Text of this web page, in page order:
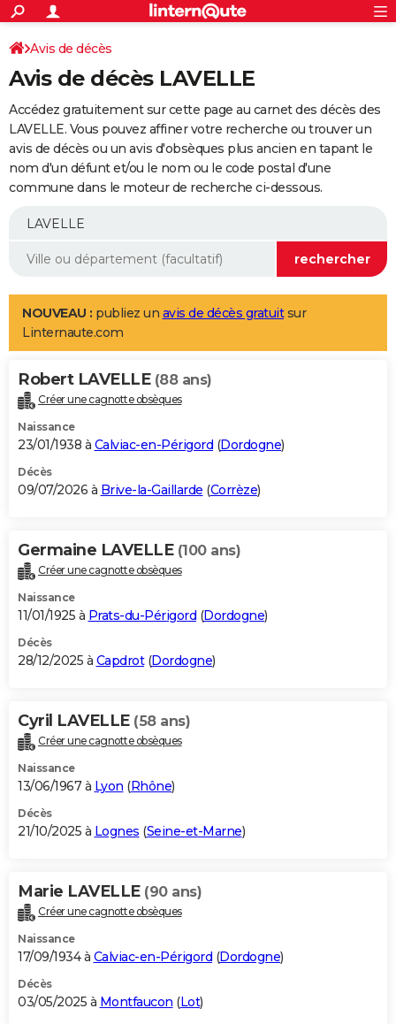
ACTUALITÉS
Politique
Société
Faits Divers
Education
Monde
Villes
+
SPORT
Coupe du monde 2026
Football
Tennis
Cyclisme
Rugby
Forum
Programme TV
TNTStreaming
Cinéma
Sorties cinéma
Musique
+
FINANCE
Retraite
Epargne
Immobilier
Risques naturels par ville
Banque
Assurance
AUTO
Essais
Réserver un essai
Citadines
Berlines
SUV
Forum auto
+
Mobiles
Meilleur smartphone
Internet
Ordinateurs
Jeux vidéo
Guide high-tech
Aménagement intérieur
LIFESTYLE
Art de vivre
Bien-être
Loisirs
Mode
Modes de vie
Alimentation
Guide de la santé
Maladies
Médicaments
Sommeil
VOYAGE
Destinations
City break
Voyage nature
Voyage de noces
Forum
Climat
+PHOTO
GUIDES D'ACHAT
BONS PLANS
Carte de Noël
Carte Bonne année
Carte Saint-Valentin
Carte Pâques
Carte d'anniversaire
DICTIONNAIRE
Dictionnaire
Biographies
Citations
Expressions
Proverbes
PROGRAMME TV
S'inscrire
Se connecter
Lycées
Collèges
Primaires
Universités
Entreprises
Service militaire
Avis de recherche
AVIS DE DÉCÈS
Bricolage
Lifestyle
Culture
Sport
Auto
Television
Voyage
Cinema
Avis de décès
Avis de décès LAVELLE
Accédez gratuitement sur cette page au carnet des décès des
LAVELLE. Vous pouvez affiner votre recherche ou trouver un
avis de décès ou un avis d'obsèques plus ancien en tapant le
nom d'un défunt et/ou le nom ou le code postal d'une
commune dans le moteur de recherche ci-dessous.
NOUVEAU : publiez un avis de décès gratuitsur
Linternaute.com
Robert LAVELLE (88 ans)
Créer une cagnotte obsèques
Naissance
23/01/1938 à Calviac-en-Périgord (Dordogne)
Décès
09/07/2026 à Brive-la-Gaillarde (Corrèze)
Germaine LAVELLE (100 ans)
Créer une cagnotte obsèques
Naissance
11/01/1925 à Prats-du-Périgord (Dordogne)
Décès
28/12/2025 à Capdrot(Dordogne)
Cyril LAVELLE (58 ans)
Créer une cagnotte obsèques
Naissance
13/06/1967 à Lyon (Rhône)
Décès
21/10/2025 à Lognes (Seine-et-Marne)
Marie LAVELLE (90 ans)
Créer une cagnotte obsèques
Naissance
17/09/1934 à Calviac-en-Périgord (Dordogne)
Décès
03/05/2025 à Montfaucon (Lot)